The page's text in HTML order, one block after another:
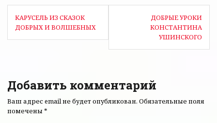
КАРУСЕЛЬ ИЗ СКАЗОК
ДОБРЫХ И ВОЛШЕБНЫХ
ДОБРЫЕ УРОКИ
КОНСТАНТИНА
УШИНСКОГО
Добавить комментарий
Ваш адрес email не будет опубликован. Обязательные поля
помечены*